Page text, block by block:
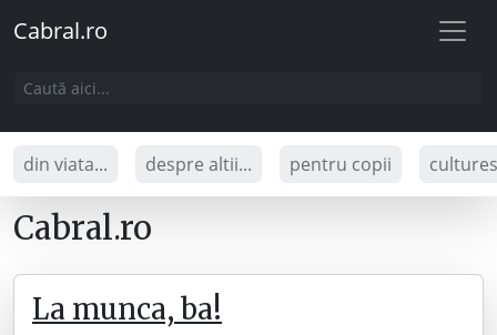
Cabral.ro
din viata... despre altii... pentru copii
Cabral.ro
La munca, ba!